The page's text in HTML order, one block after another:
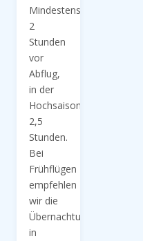
Mindestens
2
Stunden
vor
Abflug,
in der
Hochsaison
2,5
Stunden.
Bei
Frühflügen
empfehlen
wir die
Übernachtung
in